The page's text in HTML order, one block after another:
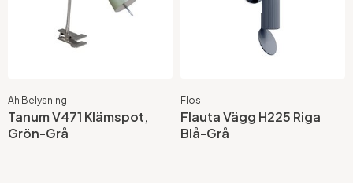
Ah Belysning
Tanum V471 Klämspot,
Grön-Grå
Flos
Flauta Vägg H225 Riga
Blå-Grå